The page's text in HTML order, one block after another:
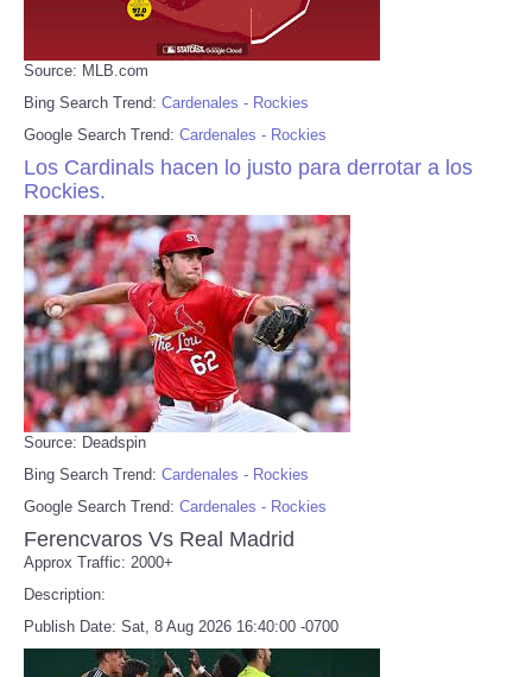
Source: MLB.com
Bing Search Trend: Cardenales - Rockies
Google Search Trend: Cardenales - Rockies
Los Cardinals hacen lo justo para derrotar a los
Rockies.
Source: Deadspin
Bing Search Trend: Cardenales - Rockies
Google Search Trend: Cardenales - Rockies
Ferencvaros Vs Real Madrid
Approx Traffic: 2000+
Description:
Publish Date: Sat, 8 Aug 2026 16:40:00 -0700